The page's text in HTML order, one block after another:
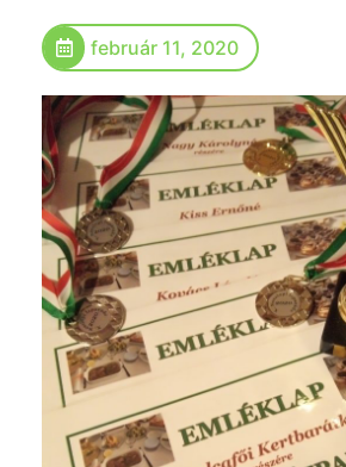
február 11, 2020